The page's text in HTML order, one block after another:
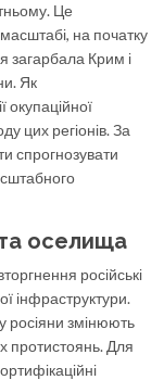
Це
на початку
загарбала Крим і
Як
окупаційної
цих регіонів. За
спрогнозувати
оселища
російські
інфраструктури.
росіяни змінюють
протистоянь. Для